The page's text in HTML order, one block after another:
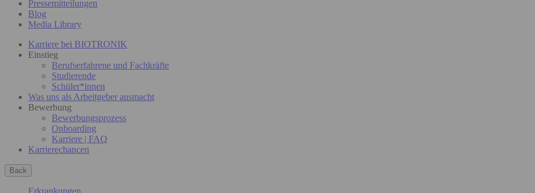
Pressemitteilungen
Blog
Media Library
Karriere bei BIOTRONIK
Einstieg
Berufserfahrene und Fachkräfte
Studierende
Schüler*innen
Was uns als Arbeitgeber ausmacht
Bewerbung
Bewerbungsprozess
Onboarding
Karriere | FAQ
Karrierechancen
Back
Erkrankungen